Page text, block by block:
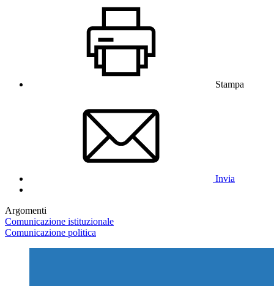
Stampa
Invia
Argomenti
Comunicazione istituzionale
Comunicazione politica